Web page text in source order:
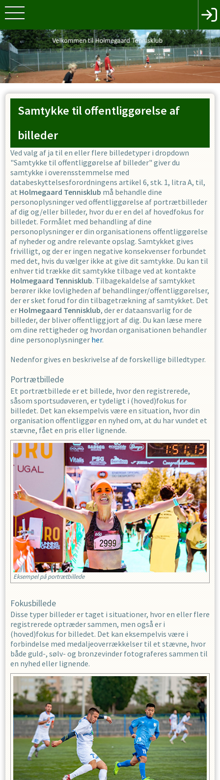
Samtykke til offentliggørelse af
billeder
Ved valg af ja til en eller flere billedetyper i dropdown
"Samtykke til offentliggørelse af billeder" giver du
samtykke i overensstemmelse med
databeskyttelsesforordningens artikel 6, stk. 1, litra A, til,
at Holmegaard Tennisklub må behandle dine
personoplysninger ved offentliggørelse af portrætbilleder
af dig og/eller billeder, hvor du er en del af hovedfokus for
billedet. Formålet med behandling af dine
personoplysninger er din organisationens offentliggørelse
af nyheder og andre relevante opslag. Samtykket gives
frivilligt, og der er ingen negative konsekvenser forbundet
med det, hvis du vælger ikke at give dit samtykke. Du kan til
enhver tid trække dit samtykke tilbage ved at kontakte
Holmegaard Tennisklub. Tilbagekaldelse af samtykket
berører ikke lovligheden af behandlinger/offentliggørelser,
der er sket forud for din tilbagetrækning af samtykket. Det
er Holmegaard Tennisklub, der er dataansvarlig for de
billeder, der bliver offentliggjort af dig. Du kan læse mere
om dine rettigheder og hvordan organisationen behandler
dine personoplysninger her.
Nedenfor gives en beskrivelse af de forskellige billedtyper.
Portrætbillede
Et portrætbillede er et billede, hvor den registrerede,
såsom sportsudøveren, er tydeligt i (hoved)fokus for
billedet. Det kan eksempelvis være en situation, hvor din
organisation offentliggør en nyhed om, at du har vundet et
stævne, fået en pris eller lignende.
Eksempel på portrætbillede
Fokusbillede
Disse typer billeder er taget i situationer, hvor en eller flere
registrerede optræder sammen, men også er i
(hoved)fokus for billedet. Det kan eksempelvis være i
forbindelse med medaljeoverrækkelser til et stævne, hvor
både guld-, sølv- og bronzevinder fotograferes sammen til
en nyhed eller lignende.